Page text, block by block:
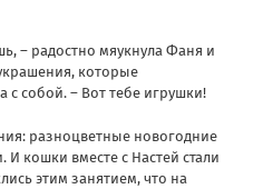
– радостно мяукнула Фаня и
которые
с собой. – Вот тебе игрушки!
разноцветные новогодние
кошки вместе с Настей стали
этим занятием, что на